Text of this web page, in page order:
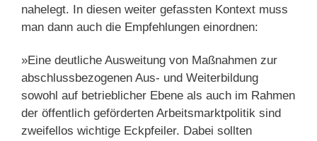
nahelegt. In diesen weiter gefassten Kontext muss
man dann auch die Empfehlungen einordnen:
»Eine deutliche Ausweitung von Maßnahmen zur
abschlussbezogenen Aus- und Weiterbildung
sowohl auf betrieblicher Ebene als auch im Rahmen
der öffentlich geförderten Arbeitsmarktpolitik sind
zweifellos wichtige Eckpfeiler. Dabei sollten